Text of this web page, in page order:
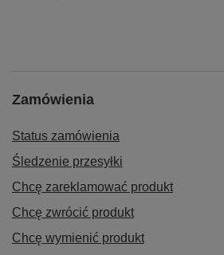
Zamówienia
Status zamówienia
Śledzenie przesyłki
Chcę zareklamować produkt
Chcę zwrócić produkt
Chcę wymienić produkt